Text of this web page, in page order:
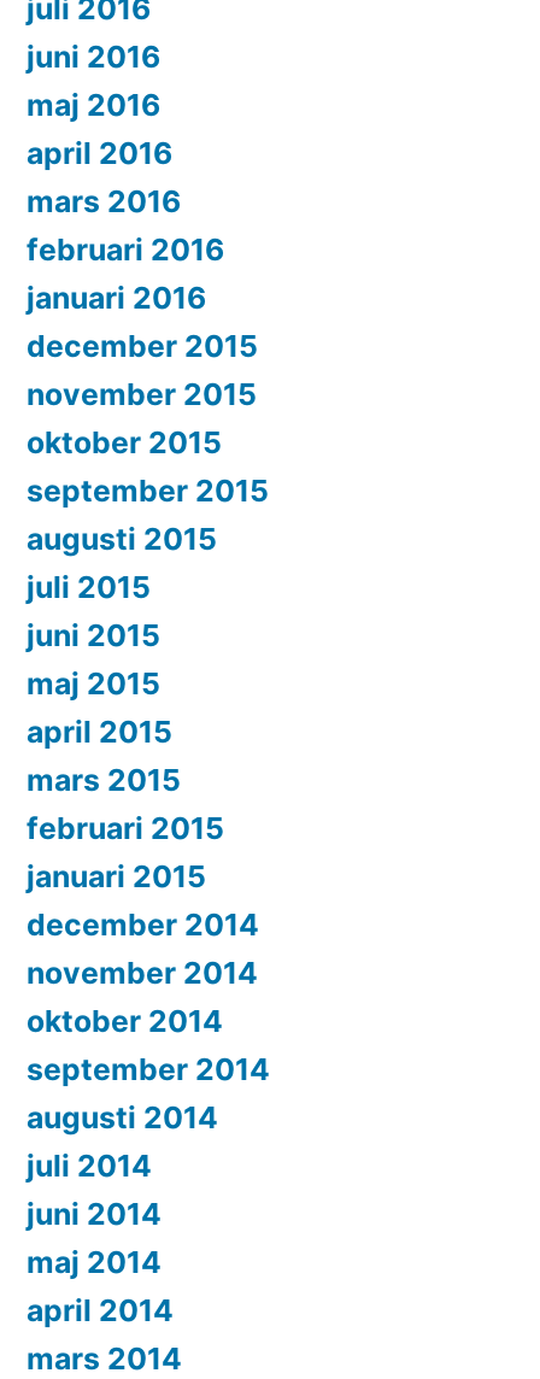
juli 2016
juni 2016
maj 2016
april 2016
mars 2016
februari 2016
januari 2016
december 2015
november 2015
oktober 2015
september 2015
augusti 2015
juli 2015
juni 2015
maj 2015
april 2015
mars 2015
februari 2015
januari 2015
december 2014
november 2014
oktober 2014
september 2014
augusti 2014
juli 2014
juni 2014
maj 2014
april 2014
mars 2014